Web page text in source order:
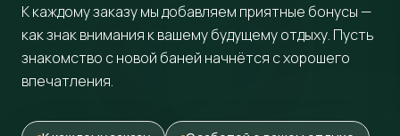
К каждому заказу мы добавляем приятные бонусы —
как знак внимания к вашему будущему отдыху. Пусть
знакомство с новой баней начнётся с хорошего
впечатления.